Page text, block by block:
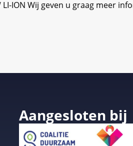
/ LI-ION Wij geven u graag meer
Aangesloten bij